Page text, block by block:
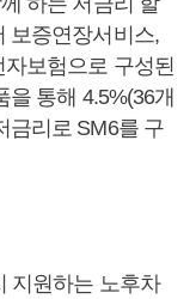
보증연장서비스,
보험으로 구성된
통해 4.5%(36개
금리로 SM6를 구
지원하는 노후차